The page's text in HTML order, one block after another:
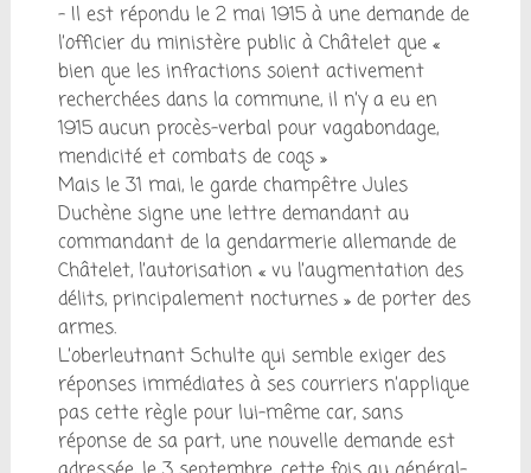
– Il est répondu le 2 mai 1915 à une demande de
l’officier du ministère public à Châtelet que «
bien que les infractions soient activement
recherchées dans la commune, il n’y a eu en
1915 aucun procès-verbal pour vagabondage,
mendicité et combats de coqs »
Mais le 31 mai, le garde champêtre Jules
Duchène signe une lettre demandant au
commandant de la gendarmerie allemande de
Châtelet, l’autorisation « vu l’augmentation des
délits, principalement nocturnes » de porter des
armes.
L’oberleutnant Schulte qui semble exiger des
réponses immédiates à ses courriers n’applique
pas cette règle pour lui-même car, sans
réponse de sa part, une nouvelle demande est